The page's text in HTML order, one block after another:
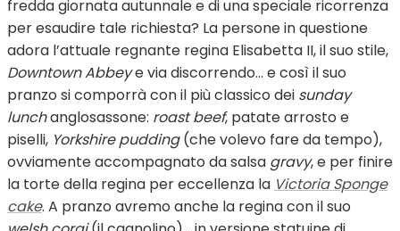
fredda giornata autunnale e di una speciale ricorrenza
per esaudire tale richiesta? La persone in questione
adora l’attuale regnante regina Elisabetta II, il suo stile,
Downtown Abbeye via discorrendo… e così il suo
pranzo si comporrà con il più classico dei sunday
lunchanglosassone: roast beef, patate arrosto e
piselli, Yorkshire pudding(che volevo fare da tempo),
ovviamente accompagnato da salsa gravy, e per finire
la torte della regina per eccellenza la Victoria Sponge
cake. A pranzo avremo anche la regina con il suo